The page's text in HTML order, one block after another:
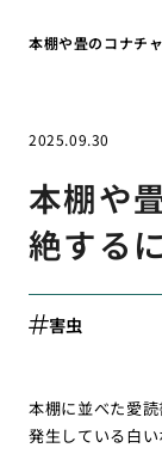
本棚や畳のコナチ
2025.09.30
本棚や
絶する
害虫
本棚に並べた愛
発生している白